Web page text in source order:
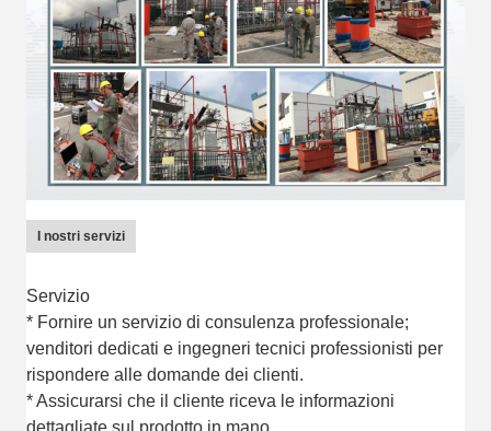
I nostri servizi
Servizio
* Fornire un servizio di consulenza professionale;
venditori dedicati e ingegneri tecnici professionisti per
rispondere alle domande dei clienti.
* Assicurarsi che il cliente riceva le informazioni
dettagliate sul prodotto in mano.